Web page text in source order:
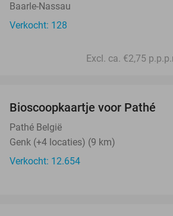
Baarle-Nassau
Verkocht: 128
Excl. ca. €2,75
Bioscoopkaartje voor Pathé
Pathé België
Genk (+4 locaties) (9 km)
Verkocht: 12.654